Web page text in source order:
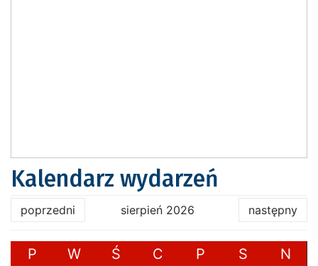
Kalendarz wydarzeń
poprzedni sierpień 2026 następny
P W Ś C P S N